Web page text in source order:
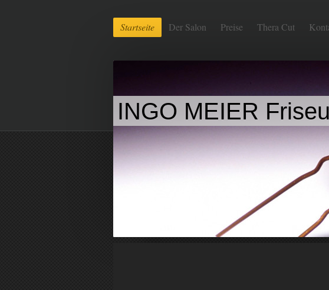
Startseite Der Salon Preise Thera Cut
INGO MEIER